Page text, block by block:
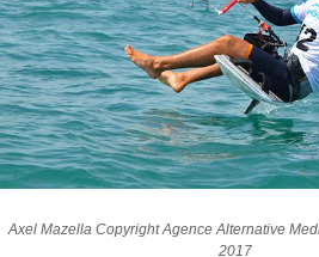
Axel Mazella CopyrightAgence Alternative
2017